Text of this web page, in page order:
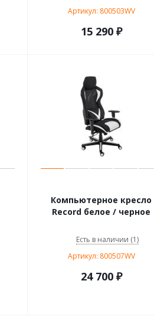
Артикул: 800503WV
15 290₽
Компьютерное кресло
Record белое / черное
Есть в наличии (1)
Артикул: 800507WV
24 700₽